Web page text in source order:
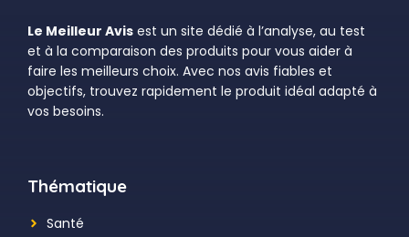
Le Meilleur Avis est un site dédié à l’analyse, au test
et à la comparaison des produits pour vous aider à
faire les meilleurs choix. Avec nos avis fiables et
objectifs, trouvez rapidement le produit idéal adapté à
vos besoins.
Thématique
Santé